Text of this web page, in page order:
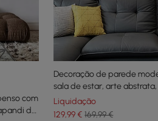
com
de
Decoração de parede
sala de estar, arte
com moldura de metal
Liquidação
129,99€ 169,99 €